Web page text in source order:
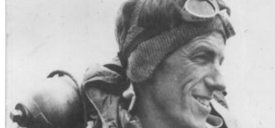
ČESKO
SLOVENSKO
ANGLIE
FRANCIE